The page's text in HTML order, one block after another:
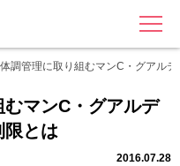
MENU
調管理に取り組むマンC・グアル
マンC・グアルデ
とは
2016.07.28